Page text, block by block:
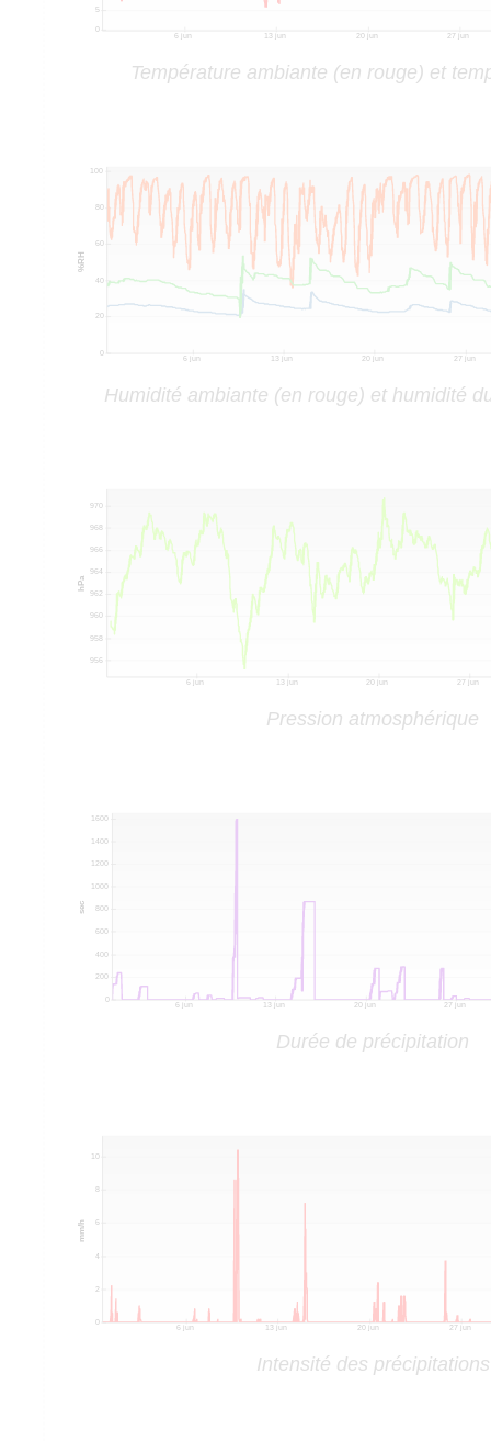
Température ambiante (en rouge) et
Humidité ambiante (en rouge) et humidité
Pression atmosphérique
Durée de précipitation
Intensité des précipitations